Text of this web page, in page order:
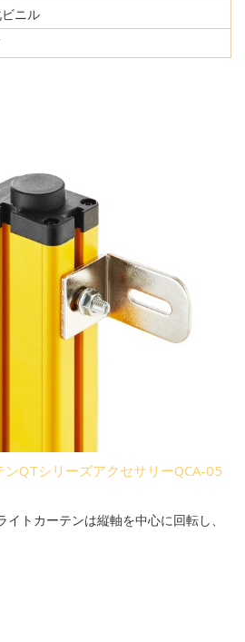
ニル
QTシリーズアクセサリーQCA-05
トカーテンは縦軸を中心に回転し、